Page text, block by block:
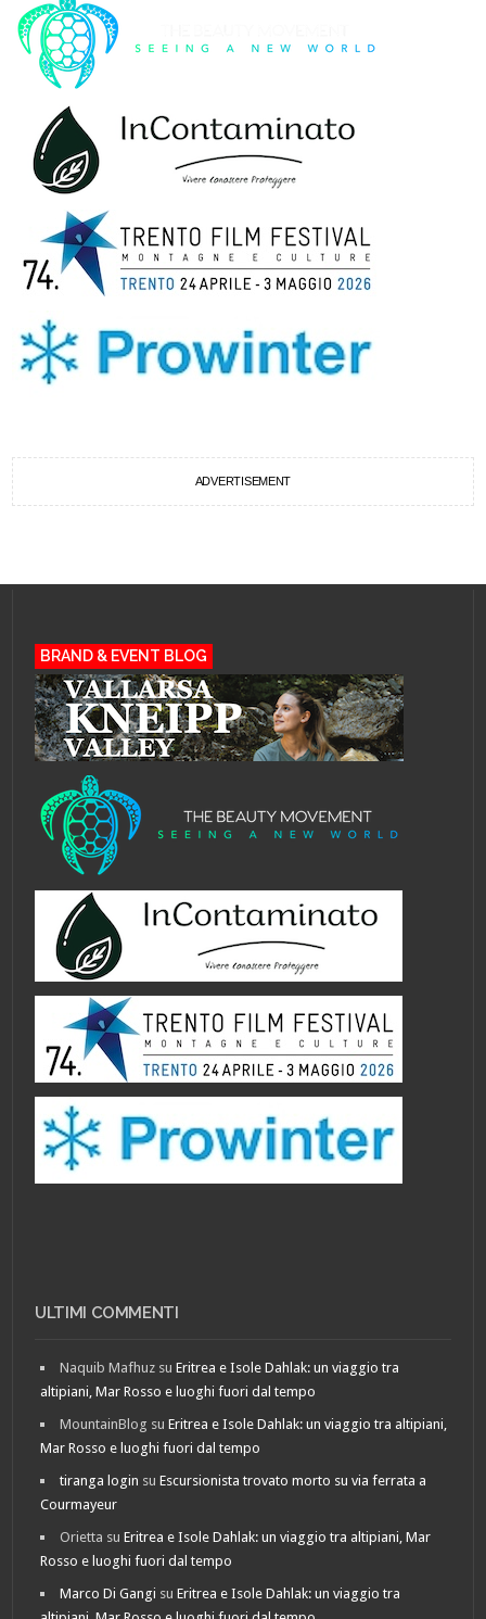
ADVERTISEMENT
BRAND & EVENT BLOG
ULTIMI COMMENTI
Naquib Mafhuz suEritrea e Isole Dahlak: un viaggio tra
altipiani, Mar Rosso e luoghi fuori dal tempo
MountainBlog suEritrea e Isole Dahlak: un viaggio tra altipiani,
Mar Rosso e luoghi fuori dal tempo
tiranga login suEscursionista trovato morto su via ferrata a
Courmayeur
Orietta suEritrea e Isole Dahlak: un viaggio tra altipiani, Mar
Rosso e luoghi fuori dal tempo
Marco Di Gangi suEritrea e Isole Dahlak: un viaggio tra